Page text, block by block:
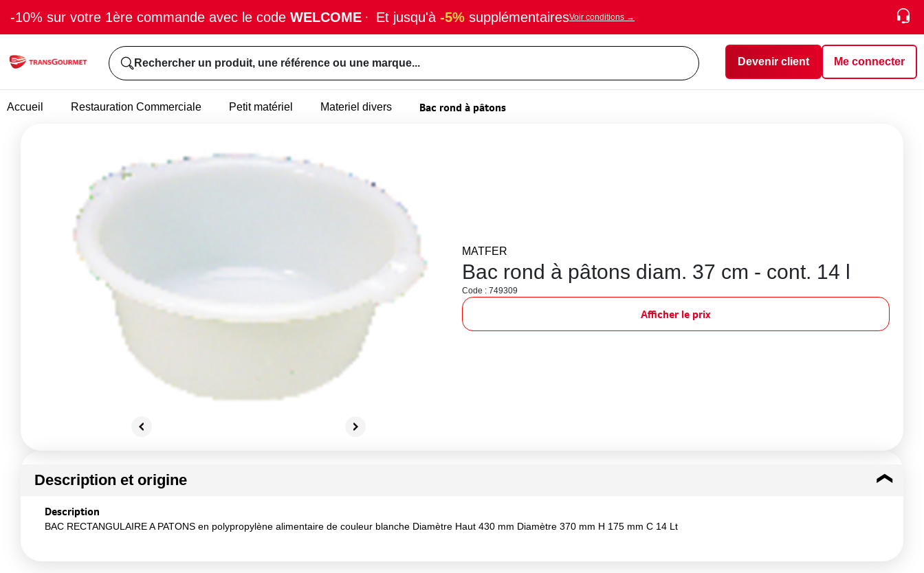
-10% sur votre 1ère commande avec le code WELCOME · Et jusqu'à -5% supplémentairesVoir conditions →
Rechercher un produit, une référence ou une marque... Devenir client Me connecter
Accueil Restauration Commerciale Petit matériel Materiel divers Bac rond à pâtons
MATFER
Bac rond à pâtons diam. 37 cm - cont. 14 l
Code : 749309
Afficher le prix
Description et origine
Description
BAC RECTANGULAIRE A PATONS en polypropylène alimentaire de couleur blanche Diamètre Haut 430 mm Diamètre 370 mm H 175 mm C 14 Lt